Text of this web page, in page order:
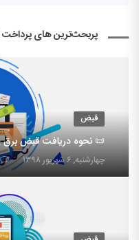
پربحث‌ترین های
قبض
📜 نحوه دریافت قبض
چهارشنبه, ۶ شهریور ۱۳۹۸